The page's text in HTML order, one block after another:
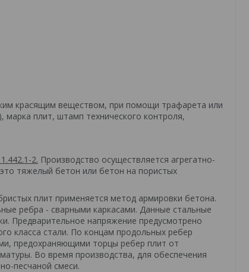
красящим веществом, при помощи трафарета или
марка плит, штамп технического контроля,
2. Производство осуществляется агрегатно-
тяжелый бетон или бетон на пористых
плит применяется метод армировки бетона.
ребра - сварными каркасами. Данные стальные
Предварительное напряжение предусмотрено
класса стали. По концам продольных ребер
предохраняющими торцы ребер плит от
Во время производства, для обеспечения
песчаной смеси.